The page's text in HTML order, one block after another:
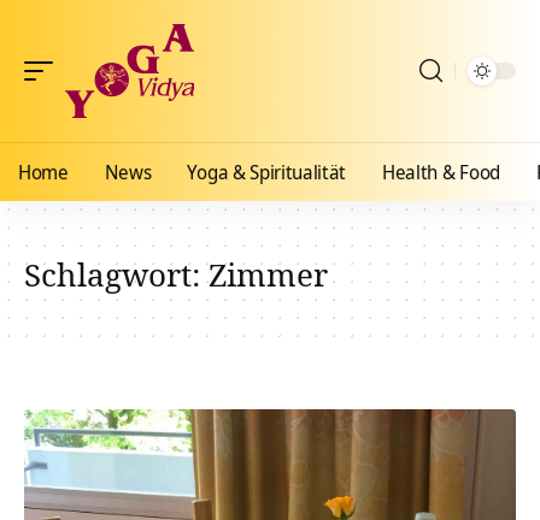
Home News Yoga & Spiritualität Health & Food
Schlagwort:Zimmer